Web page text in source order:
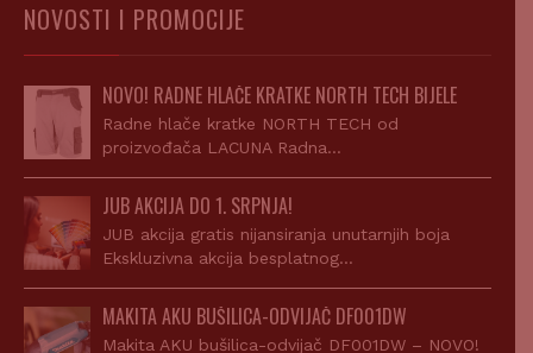
NOVOSTI I PROMOCIJE
NOVO! RADNE HLAČE KRATKE NORTH TECH BIJELE
Radne hlače kratke NORTH TECH od
proizvođača LACUNA Radna…
JUB AKCIJA DO 1. SRPNJA!
JUB akcija gratis nijansiranja unutarnjih boja
Ekskluzivna akcija besplatnog…
MAKITA AKU BUŠILICA-ODVIJAČ DF001DW
Makita AKU bušilica-odvijač DF001DW – NOVO!